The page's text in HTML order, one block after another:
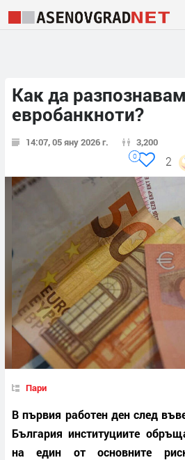
Как да
евробанкноти?
14:07, 05 яну 2026 г. 3,200
2
0
Пари
В първия работен ден след
България институциите
на един от основните